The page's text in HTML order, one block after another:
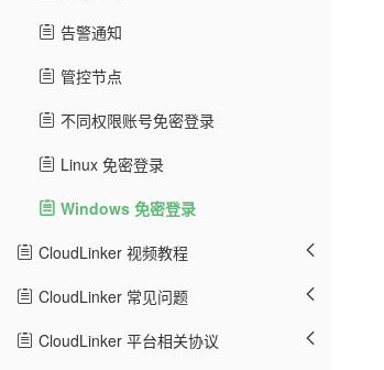
告警通知
管控节点
不同权限账号免密登录
Linux 免密登录
Windows 免密登录
CloudLinker 视频教程
CloudLinker 常见问题
CloudLinker 平台相关协议